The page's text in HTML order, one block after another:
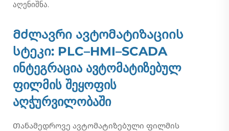
აღენიშნა.
Მძლავრი ავტომატიზაციის
სტეკი: PLC–HMI–SCADA
ინტეგრაცია ავტომატიზებულ
ფილმის შეყოფის
აღჭურვილობაში
Თანამედროვე ავტომატიზებული ფილმის